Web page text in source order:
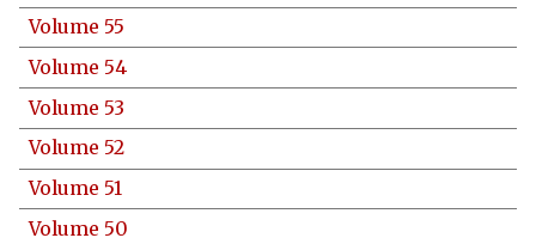
Volume 55
Volume 54
Volume 53
Volume 52
Volume 51
Volume 50